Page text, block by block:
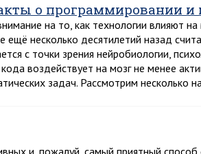
о программировании и
на то, как технологии влияют
ещё несколько десятилетий назад
с точки зрения нейробиологии,
воздействует на мозг не менее
задач. Рассмотрим несколько
и, пожалуй, самый приятный